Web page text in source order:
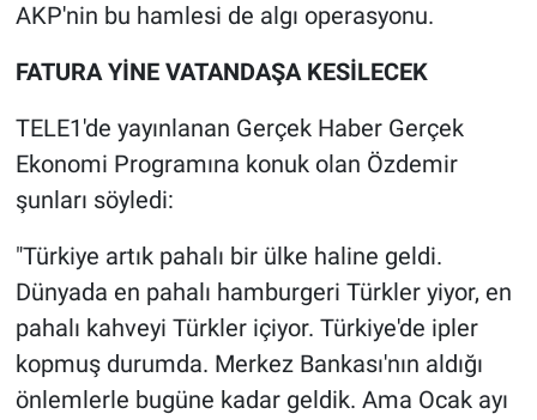
AKP'nin bu hamlesi de algı operasyonu.
FATURA YİNE VATANDAŞA KESİLECEK
TELE1'de yayınlanan Gerçek Haber Gerçek
Ekonomi Programına konuk olan Özdemir
şunları söyledi:
"Türkiye artık pahalı bir ülke haline geldi.
Dünyada en pahalı hamburgeri Türkler yiyor, en
pahalı kahveyi Türkler içiyor. Türkiye'de ipler
kopmuş durumda. Merkez Bankası'nın aldığı
önlemlerle bugüne kadar geldik. Ama Ocak ayı
Nedir
Popüler
Programlar
Sağlık
Spor
Teknoloji
Türkiye'nin Geleceği